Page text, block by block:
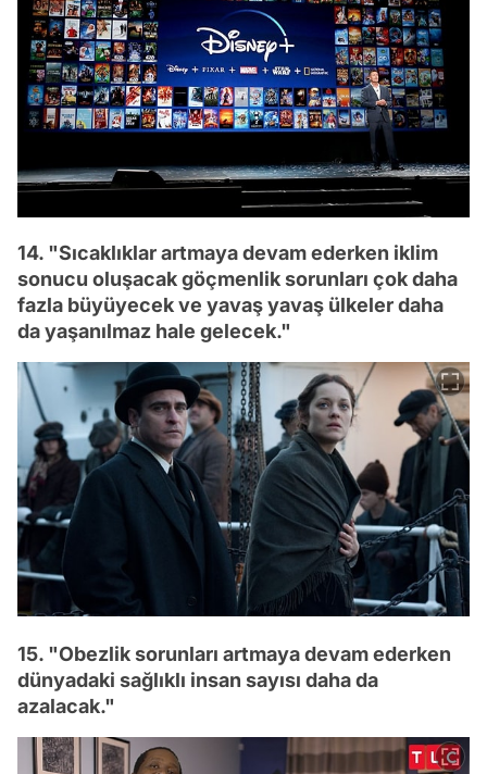
14. "Sıcaklıklar artmaya devam ederken iklim
sonucu oluşacak göçmenlik sorunları çok daha
fazla büyüyecek ve yavaş yavaş ülkeler daha
da yaşanılmaz hale gelecek."
15. "Obezlik sorunları artmaya devam ederken
dünyadaki sağlıklı insan sayısı daha da
azalacak."